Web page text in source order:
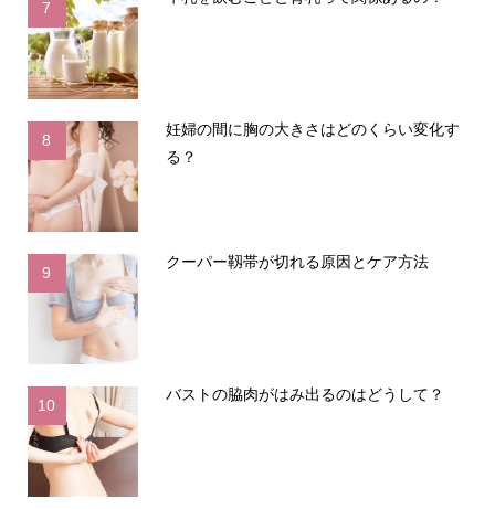
7
8
妊婦の間に胸の大きさはどのくらい変化す
る？
9
クーパー靱帯が切れる原因とケア方法
10
バストの脇肉がはみ出るのはどうして？